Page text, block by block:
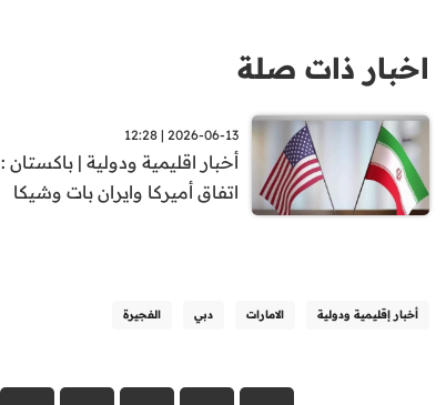
اخبار ذات صلة
2026-06-13 | 12:28
أخبار اقليمية ودولية | باكستان :
اتفاق أميركا وايران بات وشيكا
أخبار إقليمية ودولية الامارات دبي الفجيرة